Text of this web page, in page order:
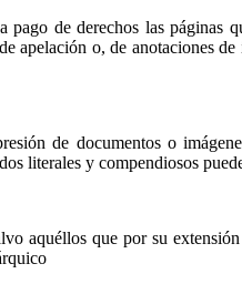
de derechos las
apelación o, de anotaciones
de documentos o
literales y compendiosos
aquéllos que por su